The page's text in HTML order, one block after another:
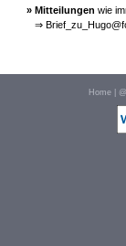
» Mitteilungen wie
⇒
Home |